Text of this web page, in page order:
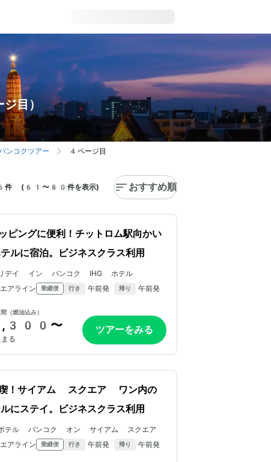
目）
ンコクツアー 4ページ目
(61〜80件を表示) おすすめ順
ピングに便利！チットロム駅向かい
ルに宿泊。ビジネスクラス利用
デイ イン バンコク IHG ホテル
アライン
乗継便 行き 午前発 帰り 午前発
（燃油込み）
〜
る
ツアーをみる
喫！サイアム スクエア ワン内の
にステイ。ビジネスクラス利用
テル バンコク オン サイアム スクエア
アライン
乗継便 行き 午前発 帰り 午前発